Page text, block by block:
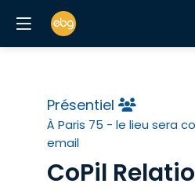
Présentiel
À Paris 75 - le lieu sera
email
CoPil